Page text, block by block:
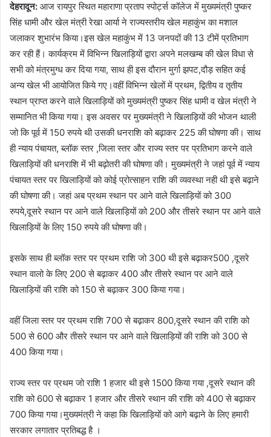
देहरादून: आज रायपुर स्थित महाराणा प्रताप स्पोर्ट्स कॉलेज में मुख्यमंत्री पुष्कर
सिंह धामी और खेल मंत्री रेखा आर्या ने राज्यस्तरीय खेल महाकुंभ का मशाल
जलाकर शुभारंभ किया।इस खेल महाकुंभ में 13 जनपदों की 13 टीमें प्रतिभाग
कर रही हैं। कार्यक्रम में विभिन्न खिलाड़ियों द्वारा अपने मलखम्ब की खेल विधा से
सभी को मंत्रमुग्ध कर दिया गया, साथ ही इस दौरान मुर्गा झपट,दौड़ सहित कई
अन्य खेल भी आयोजित किये गए।वहीं विभिन्न खेलों में प्रथम, द्वितीय व तृतीय
स्थान प्राप्त करने वाले खिलाड़ियों को मुख्यमंत्री पुष्कर सिंह धामी व खेल मंत्री ने
सम्मानित भी किया गया। इस अवसर पर मुख्यमंत्री ने खिलाड़ियों की भोजन थाली
जो कि पूर्व में 150 रुपये थी उसकी धनराशि को बढ़ाकर 225 की घोषणा की। साथ
ही न्याय पंचायत, ब्लॉक स्तर ,जिला स्तर और राज्य स्तर पर प्रतिभाग करने वाले
खिलाड़ियों की धनराशि में भी बढ़ोतरी की घोषणा की। मुख्यमंत्री ने जहां पूर्व में न्याय
पंचायत स्तर पर खिलाड़ियों को कोई प्रोत्साहन राशि की व्यवस्था नही थी इसे बढ़ाने
की घोषणा की। जहां अब प्रथम स्थान पर आने वाले खिलाड़ियों को 300
रुपये,दूसरे स्थान पर आने वाले खिलाड़ियों को 200 और तीसरे स्थान पर आने वाले
खिलाड़ियों के लिए 150 रुपये की घोषणा की।
इसके साथ ही ब्लॉक स्तर पर प्रथम राशि जो 300 थी इसे बढ़ाकर500 ,दूसरे
स्थान वालो के लिए 200 से बढ़ाकर 400 और तीसरे स्थान पर आने वाले
खिलाड़ियों की राशि को 150 से बढ़ाकर 300 किया गया।
वहीं जिला स्तर पर प्रथम राशि 700 से बढ़ाकर 800,दूसरे स्थान की राशि को
500 से 600 और तीसरे स्थान पर आने वाले खिलाड़ियों की राशि को 300 से
400 किया गया।
राज्य स्तर पर प्रथम जो राशि 1 हजार थी इसे 1500 किया गया ,दूसरे स्थान की
राशि को 600 से बढ़ाकर 1 हजार और तीसरे स्थान की राशि को 400 से बढ़ाकर
700 किया गया।मुख्यमंत्री ने कहा कि खिलाड़ियों को आगे बढ़ाने के लिए हमारी
सरकार लगातार प्रतिबद्ध है ।